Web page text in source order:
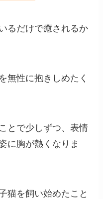
るだけで癒されるか
無性に抱きしめたく
とで少しずつ、表情
に胸が熱くなりま
猫を飼い始めたこと